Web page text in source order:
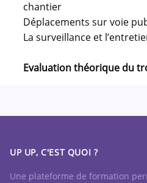
chantier
Déplacements sur voie
La surveillance et
Evaluation théorique du
UP UP, C'EST QUOI ?
Une plateforme de formation